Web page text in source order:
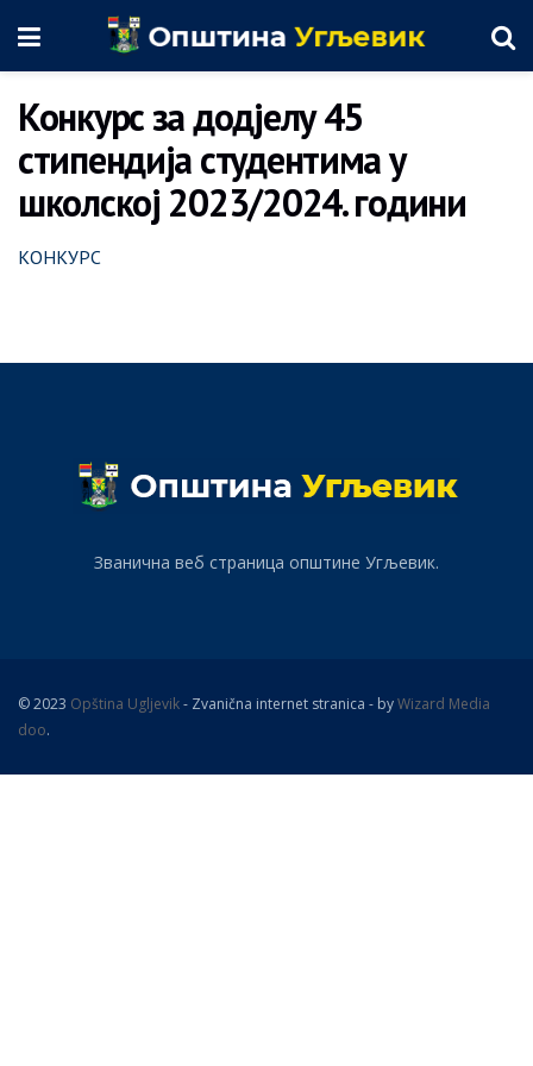
Конкурс за додјелу 45
стипендија студентима у
школској 2023/2024. години
КОНКУРС
Званична веб страница општине Угљевик.
© 2023 Opština Ugljevik- Zvanična internet stranica - byWizard Media
doo.